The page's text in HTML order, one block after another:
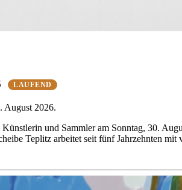
LAUFEND
August 2026.
und Sammler am Sonntag, 30.
Teplitz arbeitet seit fünf Jahrzehnten